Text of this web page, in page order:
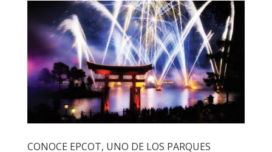
CONOCE EPCOT, UNO DE LOS PARQUES